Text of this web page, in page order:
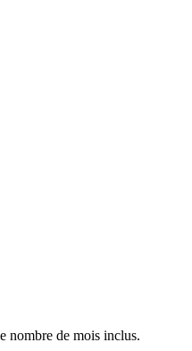
nombre de mois inclus.